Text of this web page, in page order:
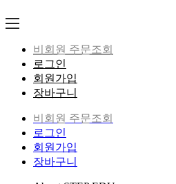
to
비회원 주문조회
로그인
회원가입
장바구니
비회원 주문조회
로그인
회원가입
장바구니